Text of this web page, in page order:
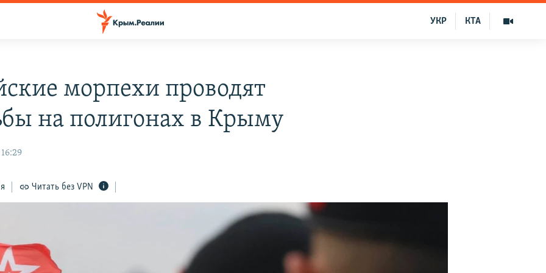
КТА
УКР
морпехи проводят
на полигонах в Крыму
Читать без VPN